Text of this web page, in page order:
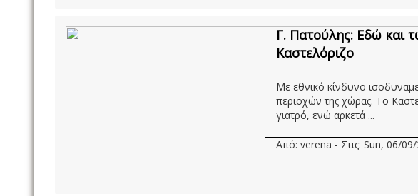
Γ. Πατούλης: Εδώ και
Καστελόριζο
Mε εθνικό κίνδυνο
περιοχών της χώρας. Το
γιατρό, ενώ αρκετά ...
Από: verena - Στις: Sun, 06/